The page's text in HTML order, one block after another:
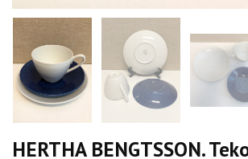
HERTHA BENGTSSON.